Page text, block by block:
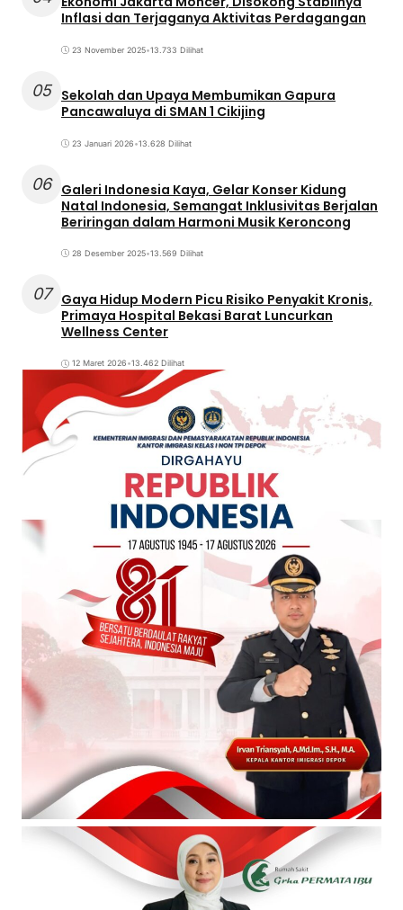
Inflasi dan Terjaganya Aktivitas Perdagangan
23 November 2025•13.733 Dilihat
05 Sekolah dan Upaya Membumikan Gapura
Pancawaluya di SMAN 1 Cikijing
23 Januari 2026•13.628 Dilihat
06 Galeri Indonesia Kaya, Gelar Konser Kidung
Natal Indonesia, Semangat Inklusivitas Berjalan
Beriringan dalam Harmoni Musik Keroncong
28 Desember 2025•13.569 Dilihat
07
Gaya Hidup Modern Picu Risiko Penyakit Kronis,
Primaya Hospital Bekasi Barat Luncurkan
Wellness Center
12 Maret 2026•13.462 Dilihat